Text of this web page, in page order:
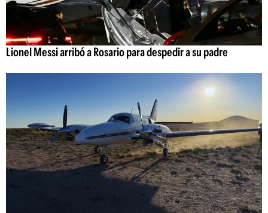
Lionel Messi arribó a Rosario para despedir a su padre